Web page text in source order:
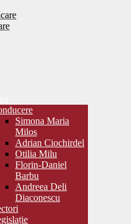
Simona Maria
Milos
Adrian Ciochirdel
Otilia Milu
Florin-Daniel
Barbu
Andreea Deli
Diaconescu